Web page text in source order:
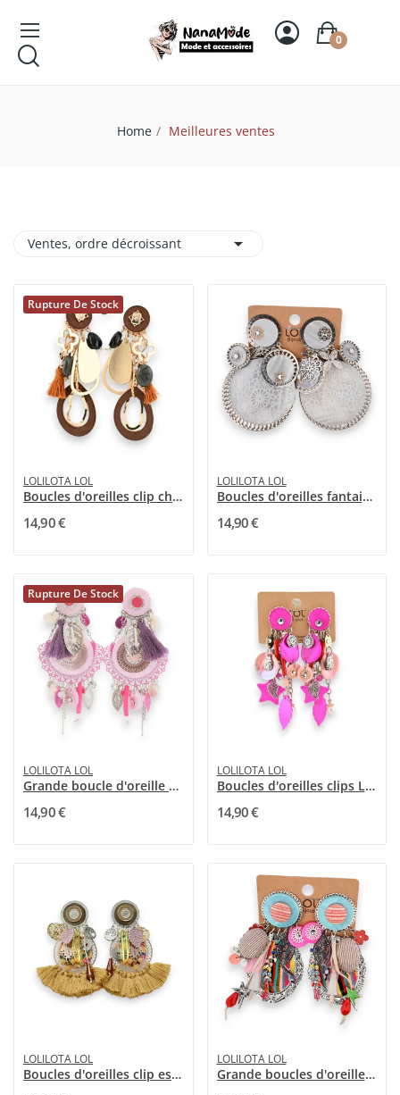
0
Home Meilleures ventes
Ventes, ordre décroissant 
Rupture De Stock
LOLILOTA LOL
Boucles d'oreilles clip chic dorées et marron
14,90 €
LOLILOTA LOL
Boucles d'oreilles fantaisie argentée à clip...
14,90 €
Rupture De Stock
LOLILOTA LOL
Grande boucle d'oreille clip pendant rose
14,90 €
LOLILOTA LOL
Boucles d'oreilles clips Lolilota Fuchsia Dream
14,90 €
LOLILOTA LOL
Boucles d'oreilles clip esprit bohème camel
LOLILOTA LOL
Grande boucles d'oreilles clip multicolore...